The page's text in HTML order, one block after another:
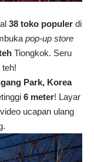
38 toko populer di
pop-up store
Tiongkok. Seru
Park, Korea
6 meter! Layar
ucapan ulang